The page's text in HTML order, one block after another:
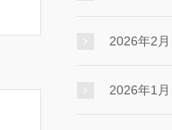
2026年2月
2026年1月